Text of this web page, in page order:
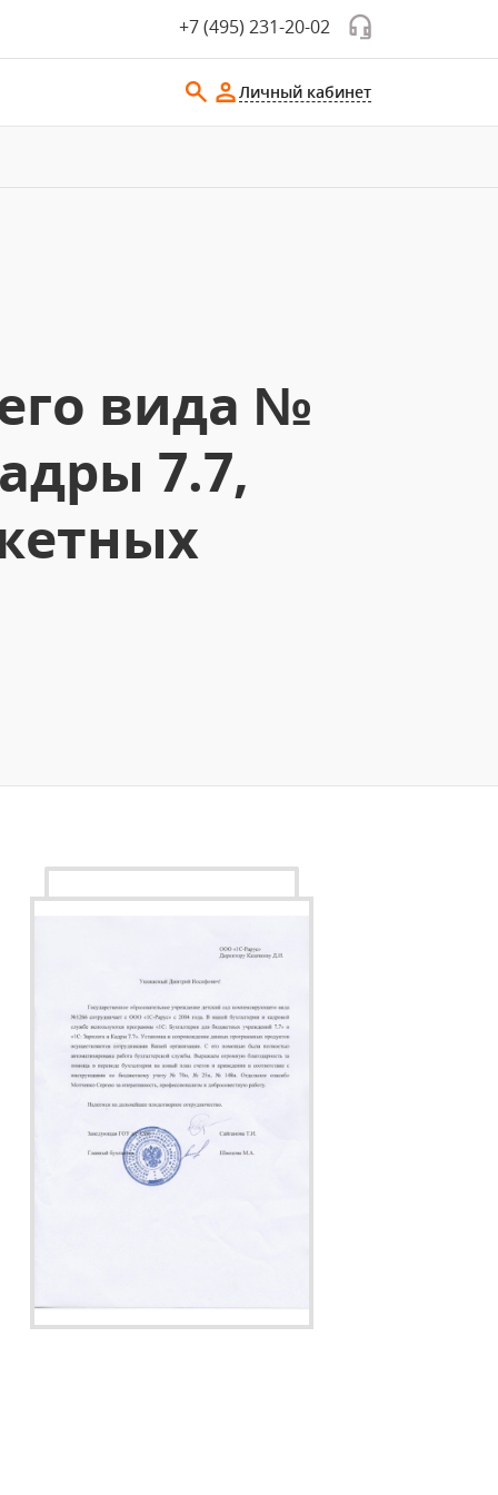
+7 (495) 231-20-02
Личный кабинет
вида №
7.7,